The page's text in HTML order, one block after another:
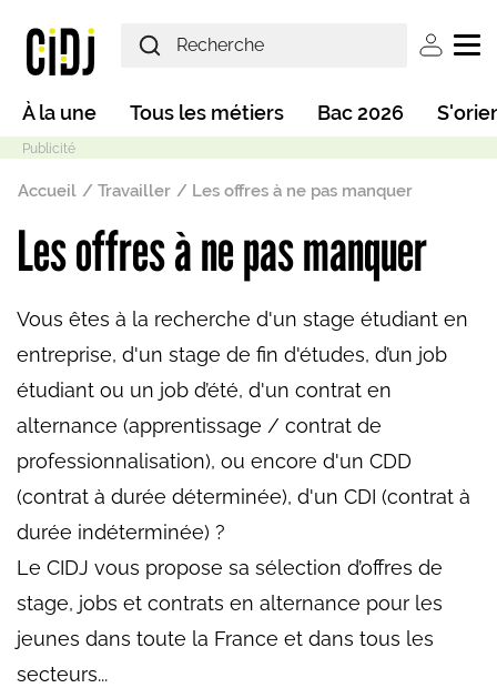
User
Main navigation
À la une Tous les métiers Bac 2026
Fil d'Ariane
Accueil Travailler Les offres à ne pas manquer
Les offres à ne pas manquer
Vous êtes à la recherche d'un stage étudiant en
entreprise, d'un stage de fin d'études, d’un job
étudiant ou un job d’été, d'un contrat en
alternance (apprentissage / contrat de
professionnalisation), ou encore d'un CDD
(contrat à durée déterminée), d'un CDI (contrat à
durée indéterminée) ?
Le CIDJ vous propose sa sélection d’offres de
stage, jobs et contrats en alternance pour les
jeunes dans toute la France et dans tous les
secteurs...